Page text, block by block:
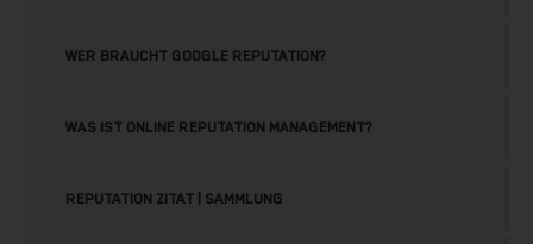
WER BRAUCHT GOOGLE REPUTATION?
WAS IST ONLINE REPUTATION MANAGEMENT?
REPUTATION ZITAT | SAMMLUNG